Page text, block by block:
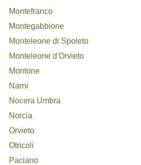
Montefranco
Montegabbione
Monteleone di Spoleto
Monteleone d'Orvieto
Montone
Narni
Nocera Umbra
Norcia
Orvieto
Otricoli
Paciano